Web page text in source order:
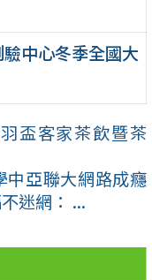
中心冬季全國大
盃客家茶飲暨茶
中亞聯大網路成癮
迷網： ...